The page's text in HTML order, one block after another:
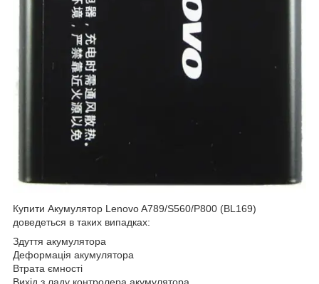
Купити Акумулятор Lenovo A789/S560/P800 (BL169)
доведеться в таких випадках:
Здуття акумулятора
Деформація акумулятора
Втрата ємності